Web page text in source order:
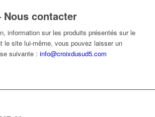
Nous contacter
information sur les produits présentés sur le
le site lui-même, vous pouvez laisser un
suivante : info@croixdusud5.com